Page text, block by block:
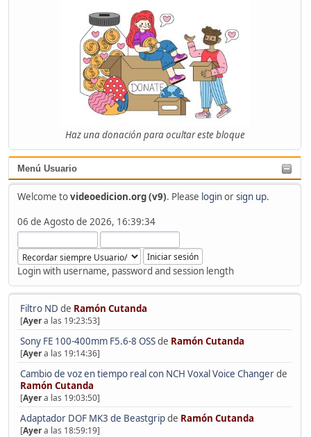
Haz una donación para ocultar este bloque
Menú Usuario
Welcome tovideoedicion.org (v9). Please loginorsign up.
06 de Agosto de 2026, 16:39:34
Login with username, password and session length
Filtro ND de Ramón Cutanda
[Ayera las 19:23:53]
Sony FE 100-400mm F5.6-8 OSSde Ramón Cutanda
[Ayera las 19:14:36]
Cambio de voz en tiempo real con NCH Voxal Voice Changerde
Ramón Cutanda
[Ayera las 19:03:50]
Adaptador DOF MK3 de Beastgripde Ramón Cutanda
[Ayera las 18:59:19]